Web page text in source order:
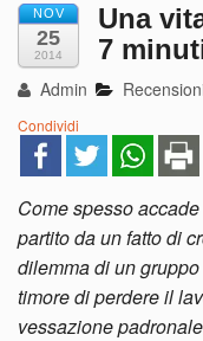
NOV
25
2014
Una
7
Admin
Condividi
Come spesso
partito da un fatto di
dilemma di un
timore di perdere il
vessazione padronale